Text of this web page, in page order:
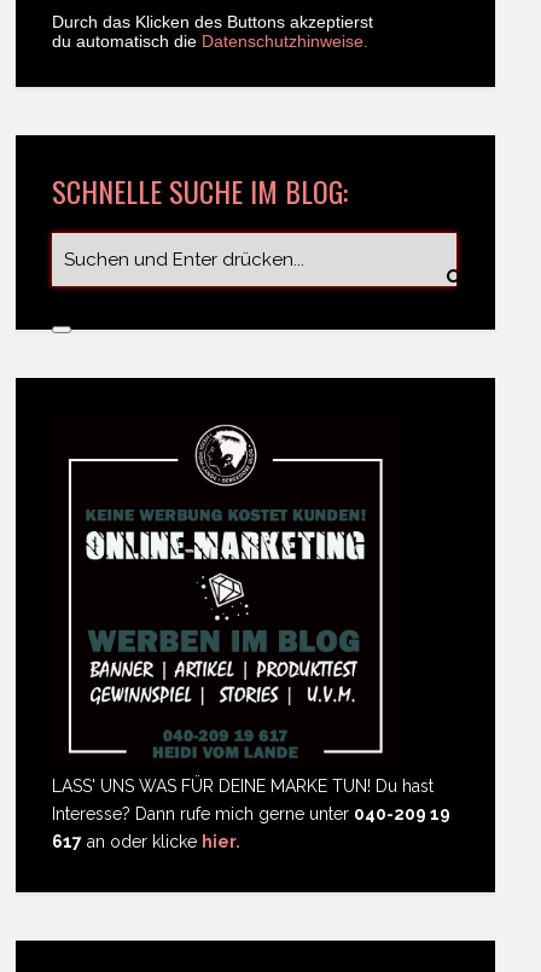
Durch das Klicken des Buttons akzeptierst
du automatisch die Datenschutzhinweise.
SCHNELLE SUCHE IM BLOG:
LASS' UNS WAS FÜR DEINE MARKE TUN! Du hast
Interesse? Dann rufe mich gerne unter 040-209 19
617 an oder klicke hier.